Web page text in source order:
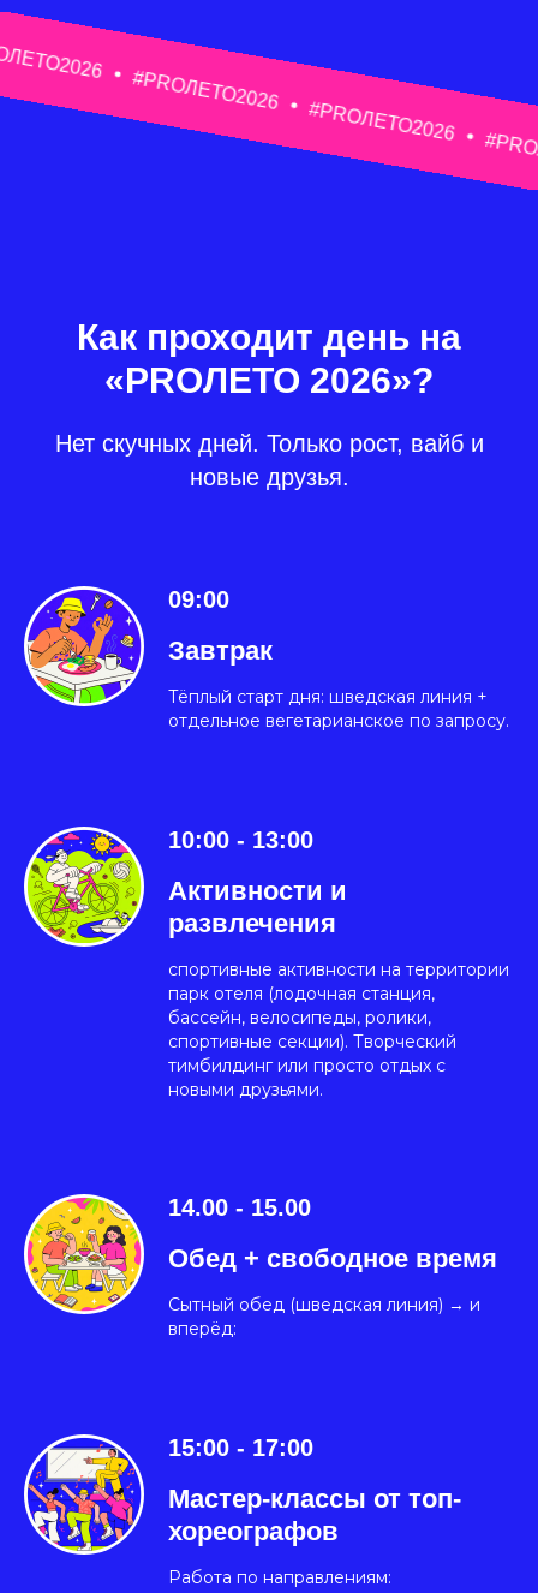
#PROЛЕТО2026
#PROЛЕТО2026
Как проходит день на
«PROЛЕТО 2026»?
Нет скучных дней. Только рост, вайб и
новые друзья.
09:00
Завтрак
Тёплый старт дня: шведская линия +
отдельное вегетарианское по запросу.
10:00 - 13:00
Активности и
развлечения
спортивные активности на территории
парк отеля (лодочная станция,
бассейн, велосипеды, ролики,
спортивные секции). Творческий
тимбилдинг или просто отдых с
новыми друзьями.
14.00 - 15.00
Обед + свободное время
Сытный обед (шведская линия) → и
вперёд:
15:00 - 17:00
Мастер-классы от топ-
хореографов
Работа по направлениям: